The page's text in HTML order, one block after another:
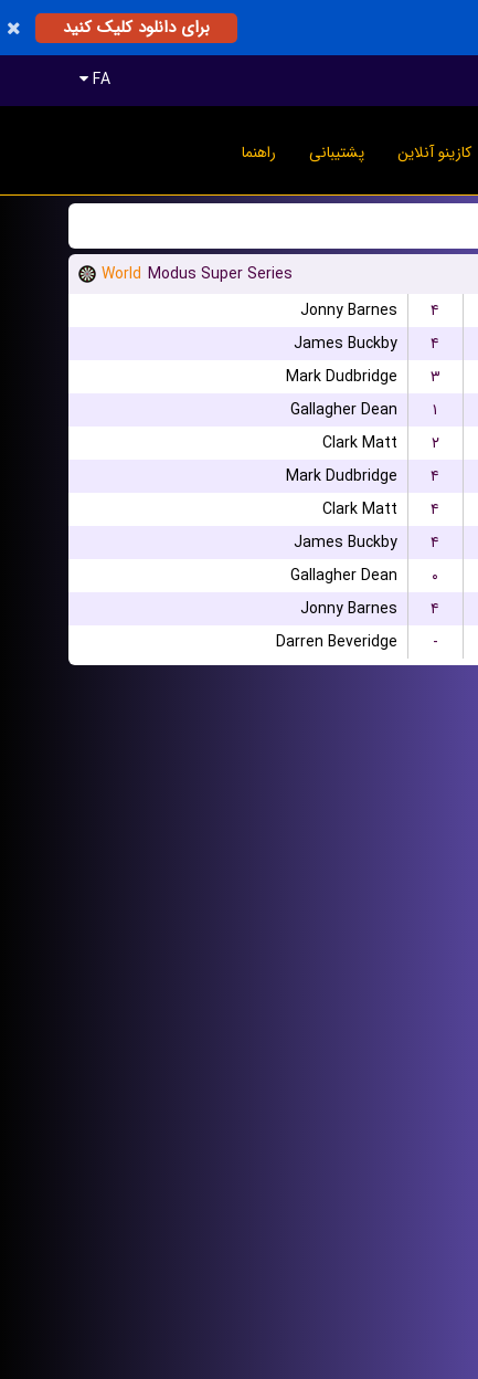
برای دانلود کلیک کنید
FA
کازینو آنلاین پشتیبانی راهنما
World Modus Super Series
Jonny Barnes
۴
James Buckby
۴
Mark Dudbridge
۳
Gallagher Dean
۱
Clark Matt
۲
Mark Dudbridge
۴
Clark Matt
۴
James Buckby
۴
Gallagher Dean
۰
Jonny Barnes
۴
Darren Beveridge
-